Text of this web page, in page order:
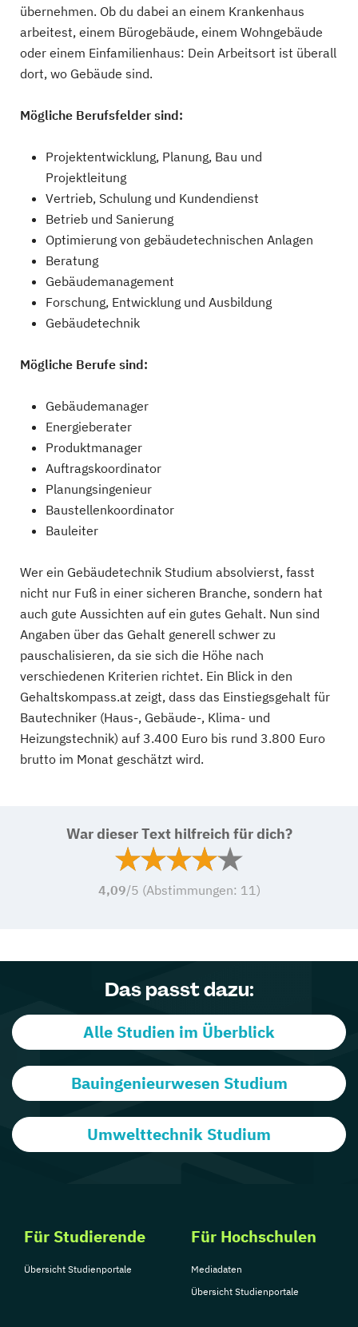
übernehmen. Ob du dabei an einem Krankenhaus
arbeitest, einem Bürogebäude, einem Wohngebäude
oder einem Einfamilienhaus: Dein Arbeitsort ist überall
dort, wo Gebäude sind.
Mögliche Berufsfelder sind:
Projektentwicklung, Planung, Bau und
Projektleitung
Vertrieb, Schulung und Kundendienst
Betrieb und Sanierung
Optimierung von gebäudetechnischen Anlagen
Beratung
Gebäudemanagement
Forschung, Entwicklung und Ausbildung
Gebäudetechnik
Mögliche Berufe sind:
Gebäudemanager
Energieberater
Produktmanager
Auftragskoordinator
Planungsingenieur
Baustellenkoordinator
Bauleiter
Wer ein Gebäudetechnik Studium absolvierst, fasst
nicht nur Fuß in einer sicheren Branche, sondern hat
auch gute Aussichten auf ein gutes Gehalt. Nun sind
Angaben über das Gehalt generell schwer zu
pauschalisieren, da sie sich die Höhe nach
verschiedenen Kriterien richtet. Ein Blick in den
Gehaltskompass.at zeigt, dass das Einstiegsgehalt für
Bautechniker (Haus-, Gebäude-, Klima- und
Heizungstechnik) auf 3.400 Euro bis rund 3.800 Euro
brutto im Monat geschätzt wird.
War dieser Text hilfreich für dich?
4,09/5 (Abstimmungen: 11)
Das passt dazu:
Alle Studien im Überblick
Bauingenieurwesen Studium
Umwelttechnik Studium
Für Studierende
Übersicht Studienportale
Für Hochschulen
Mediadaten
Übersicht Studienportale